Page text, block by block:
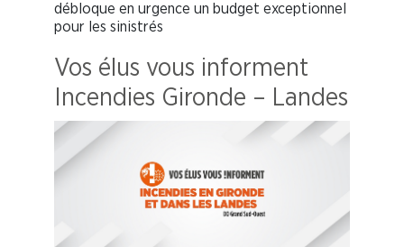
débloque en urgence un budget exceptionnel
pour les sinistrés
Vos élus vous informent
Incendies Gironde – Landes